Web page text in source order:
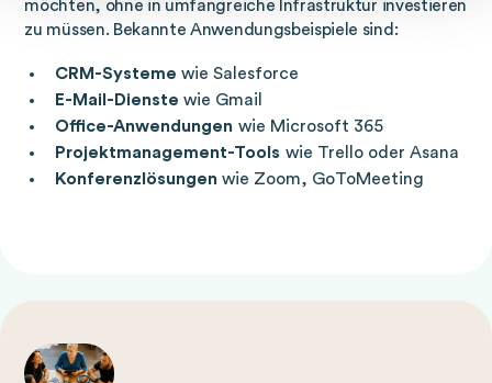
möchten, ohne in umfangreiche Infrastruktur investieren
zu müssen. Bekannte Anwendungsbeispiele sind:
CRM-Systeme wie Salesforce
E-Mail-Dienste wie Gmail
Office-Anwendungen wie Microsoft 365
Projektmanagement-Tools wie Trello oder Asana
Konferenzlösungen wie Zoom, GoToMeeting